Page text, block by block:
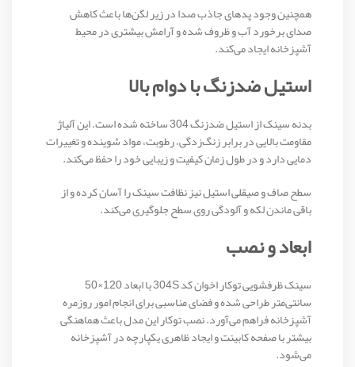
همچنین وجود پدهای جاذب صدا در زیر لگن‌ها باعث کاهش
صدای برخورد آب و ظروف شده و آرامش بیشتری در محیط
آشپزخانه ایجاد می‌کند.
استیل ضدزنگ با دوام بالا
بدنه سینک از استیل ضدزنگ 304 ساخته شده است. این آلیاژ
مقاومت بالایی در برابر زنگ‌زدگی، رطوبت، مواد شوینده و تغییرات
دمایی دارد و در طول زمان کیفیت و زیبایی خود را حفظ می‌کند.
سطح صاف و صیقلی استیل نیز نظافت سینک را آسان کرده و از
باقی ماندن لکه و آلودگی روی سطح جلوگیری می‌کند.
ابعاد و نصب
سینک ظرفشویی توکار اخوان کد 304S با ابعاد 120×50
سانتی‌متر طراحی شده و فضای مناسبی برای انجام امور روزمره
آشپزخانه فراهم می‌آورد. نصب توکار این مدل باعث هماهنگی
بیشتر با صفحه کابینت و ایجاد ظاهری یکپارچه در آشپزخانه
می‌شود.